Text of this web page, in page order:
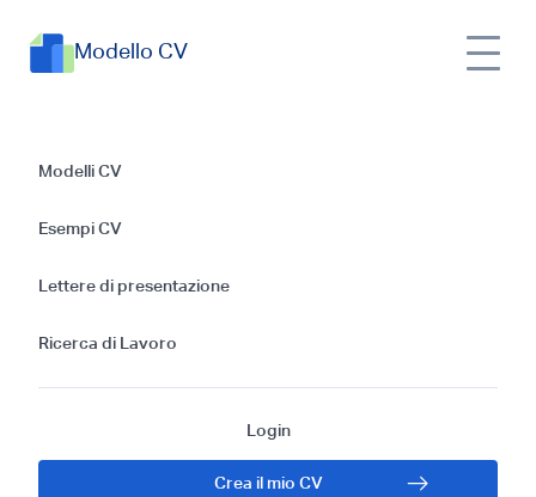
Modello CV
Modelli CV
Esempi CV
Lettere di presentazione
Ricerca di Lavoro
Login
Crea il mio CV
Modelli e Guida
Completa per
Scrivere una Lettera
di Presentazione
Gestione